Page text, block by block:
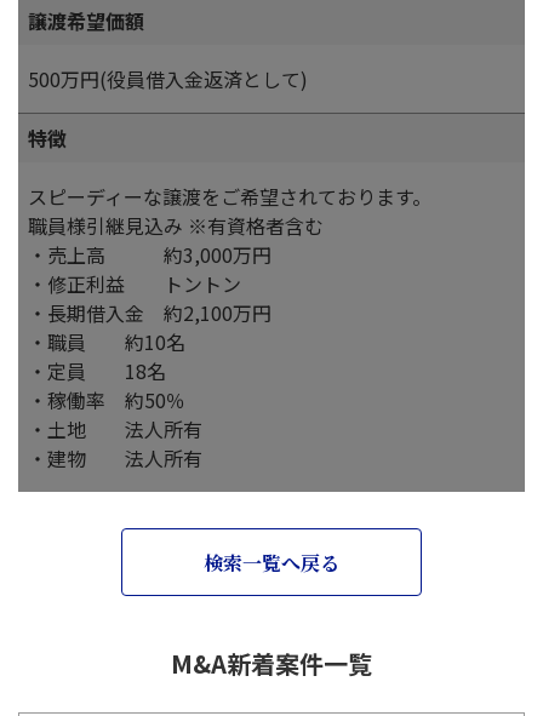
譲渡希望価額
500万円(役員借入金返済として)
特徴
スピーディーな譲渡をご希望されております。
職員様引継見込み ※有資格者含む
・売上高 約3,000万円
・修正利益 トントン
・長期借入金 約2,100万円
・職員 約10名
・定員 18名
・稼働率 約50％
・土地 法人所有
・建物 法人所有
検索一覧へ戻る
M&A新着案件一覧